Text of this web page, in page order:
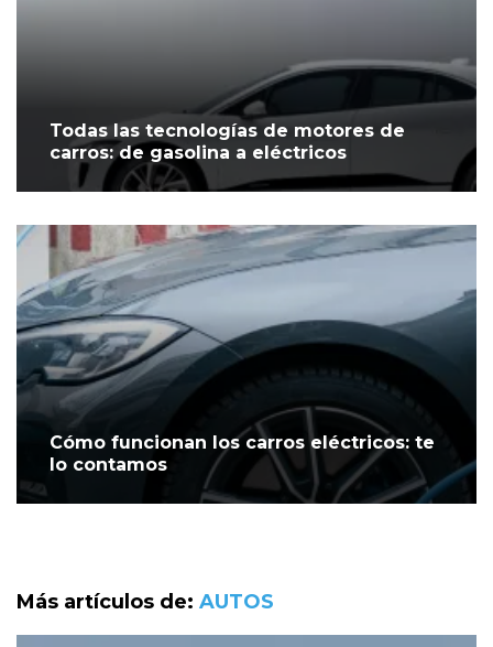
Todas las tecnologías de motores de
carros: de gasolina a eléctricos
Cómo funcionan los carros eléctricos: te
lo contamos
Más artículos de: AUTOS